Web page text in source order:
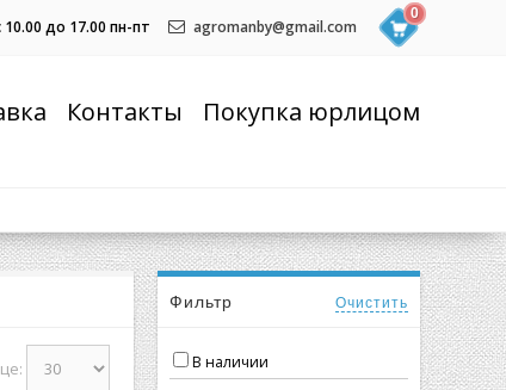
10.00 до 17.00 пн-пт agromanby@gmail.com
0
Контакты Покупка юрлицом
Фильтр Очистить
В наличии